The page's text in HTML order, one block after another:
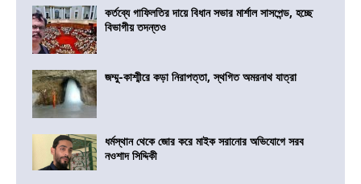
কর্তব্যে গাফিলতির দায়ে বিধান সভার মার্শাল সাসপেন্ড, হচ্ছে
বিভাগীয় তদন্তও
জম্মু-কাশ্মীরে কড়া নিরাপত্তা, স্থগিত অমরনাথ যাত্রা
ধর্মস্থান থেকে জোর করে মাইক সরানোর অভিযোগে সরব
নওশাদ সিদ্দিকী